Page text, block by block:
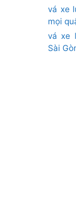
vá xe
mọi
vá xe
Sài